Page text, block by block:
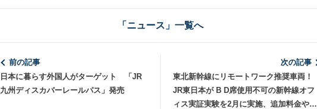
「ニュース」一覧へ
前の記事
日本に暮らす外国人がターゲット 「JR
九州ディスカバーレールパス」発売
次の記事
東北新幹線にリモートワーク推奨車両！
JR東日本が B D席使用不可の新幹線オフ
ィス実証実験を2月に実施、追加料金や座